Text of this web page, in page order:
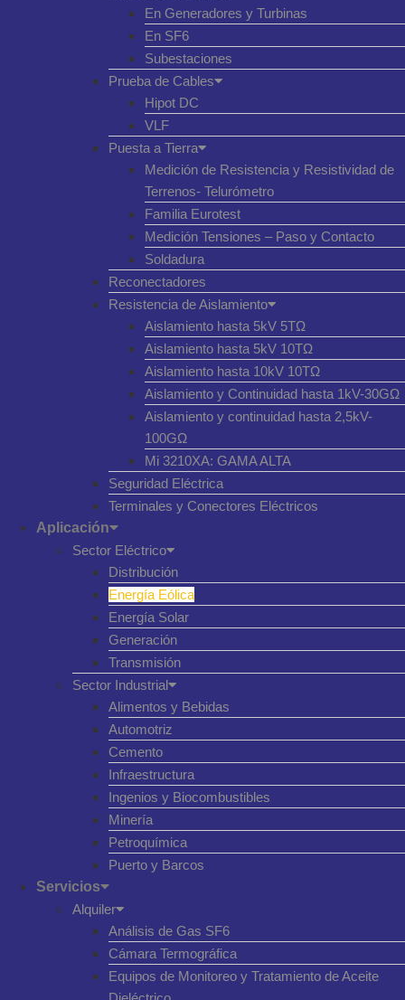
En Generadores y Turbinas
En SF6
Subestaciones
Prueba de Cables
Hipot DC
VLF
Puesta a Tierra
Medición de Resistencia y Resistividad de
Terrenos- Telurómetro
Familia Eurotest
Medición Tensiones – Paso y Contacto
Soldadura
Reconectadores
Resistencia de Aislamiento
Aislamiento hasta 5kV 5TΩ
Aislamiento hasta 5kV 10TΩ
Aislamiento hasta 10kV 10TΩ
Aislamiento y Continuidad hasta 1kV-30GΩ
Aislamiento y continuidad hasta 2,5kV-
100GΩ
Mi 3210XA: GAMA ALTA
Seguridad Eléctrica
Terminales y Conectores Eléctricos
Aplicación
Sector Eléctrico
Distribución
Energía Eólica
Energía Solar
Generación
Transmisión
Sector Industrial
Alimentos y Bebidas
Automotriz
Cemento
Infraestructura
Ingenios y Biocombustibles
Minería
Petroquímica
Puerto y Barcos
Servicios
Alquiler
Análisis de Gas SF6
Cámara Termográfica
Equipos de Monitoreo y Tratamiento de Aceite